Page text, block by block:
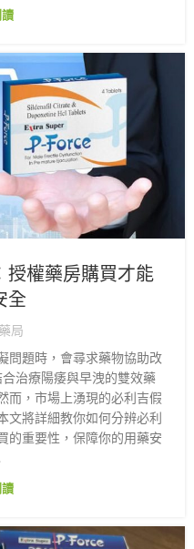
授權藥房購買才能
全
局
問題時，會尋求藥物協助改
治療陽痿與早洩的雙效藥
而，市場上湧現的必利吉假
文將詳細教你如何分辨必利
的重要性，保障你的用藥安